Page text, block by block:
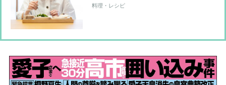
げにくい」5つの食材
料理・レシピ